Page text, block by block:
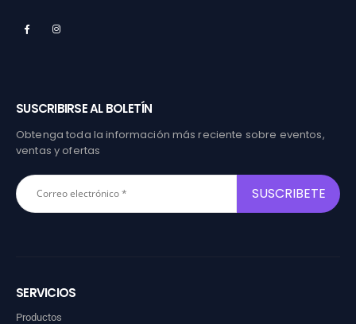
SUSCRIBIRSE AL BOLETÍN
Obtenga toda la información más reciente sobre eventos,
ventas y ofertas
SERVICIOS
Productos